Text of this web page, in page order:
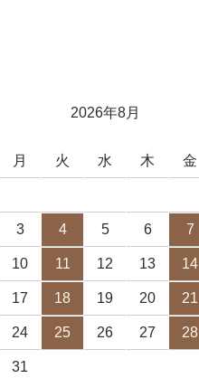
2026年8月
月 火 水 木 金
3 4 5 6 7
10 11 12 13 14
17 18 19 20 21
24 25 26 27 28
31